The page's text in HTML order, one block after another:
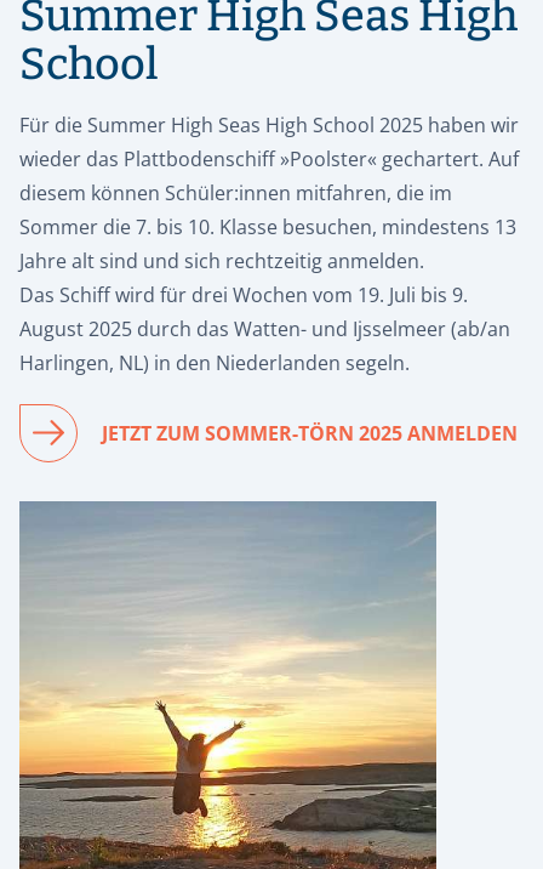
Summer High Seas High
School
Für die Summer High Seas High School 2025 haben wir
wieder das Plattbodenschiff »Poolster« gechartert. Auf
diesem können Schüler:innen mitfahren, die im
Sommer die 7. bis 10. Klasse besuchen, mindestens 13
Jahre alt sind und sich rechtzeitig anmelden.
Das Schiff wird für drei Wochen vom 19. Juli bis 9.
August 2025 durch das Watten- und Ijsselmeer(ab/an
Harlingen, NL) in den Niederlanden segeln.
JETZT ZUM SOMMER-TÖRN 2025 ANMELDEN